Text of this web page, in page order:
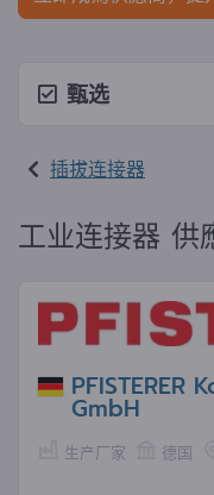
甄选
插拔连接器
工业连接器 供
PFISTERER
GmbH
生产厂家 德国